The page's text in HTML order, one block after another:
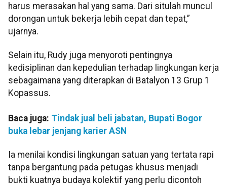
harus merasakan hal yang sama. Dari situlah muncul
dorongan untuk bekerja lebih cepat dan tepat,”
ujarnya.
Selain itu, Rudy juga menyoroti pentingnya
kedisiplinan dan kepedulian terhadap lingkungan kerja
sebagaimana yang diterapkan di Batalyon 13 Grup 1
Kopassus.
Baca juga: Tindak jual beli jabatan, Bupati Bogor
buka lebar jenjang karier ASN
Ia menilai kondisi lingkungan satuan yang tertata rapi
tanpa bergantung pada petugas khusus menjadi
bukti kuatnya budaya kolektif yang perlu dicontoh